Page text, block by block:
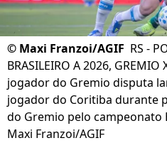
© Maxi Franzoi/AGIF RS -
BRASILEIRO A 2026,
jogador do Gremio disputa
jogador do Coritiba durante
do Gremio pelo campeonato
Maxi Franzoi/AGIF